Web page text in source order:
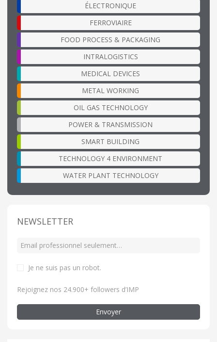
ÉLECTRONIQUE
FERROVIAIRE
FOOD PROCESS & PACKAGING
INTRALOGISTICS
MEDICAL DEVICES
METAL WORKING
OIL GAS TECHNOLOGY
POWER & TRANSMISSION
SMART BUILDING
TECHNOLOGY 4 ENVIRONMENT
WATER PLANT TECHNOLOGY
NEWSLETTER
Je ne suis pas un robot.
Rejoignez nos 24.900+ followers d’IMP
Envoyer